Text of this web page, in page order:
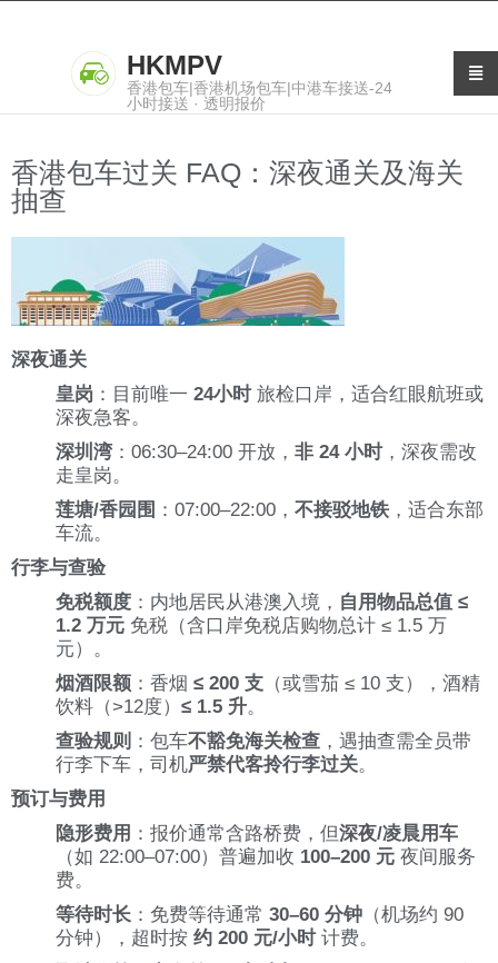
HKMPV
香港包车|香港机场包车|中港车接送-24
小时接送 · 透明报价
香港包车过关 FAQ：深夜通关及海关
抽查
深夜通关
皇岗 ：目前唯一 24小时旅检口岸，适合红眼航班或
深夜急客。
深圳湾 ：06:30–24:00 开放， 非 24 小时，深夜需改
走皇岗。
莲塘/香园围 ：07:00–22:00， 不接驳地铁 ，适合东部
车流。
行李与查验
免税额度 ：内地居民从港澳入境， 自用物品总值 ≤
1.2 万元 免税（含口岸免税店购物总计 ≤ 1.5 万
元）。
烟酒限额 ：香烟 ≤ 200 支 （或雪茄 ≤ 10 支），酒精
饮料（>12度） ≤ 1.5 升。
查验规则 ：包车不豁免海关检查 ，遇抽查需全员带
行李下车，司机严禁代客拎行李过关。
预订与费用
隐形费用 ：报价通常含路桥费，但深夜/凌晨用车
（如 22:00–07:00）普遍加收 100–200 元 夜间服务
费。
等待时长 ：免费等待通常 30–60 分钟 （机场约 90
分钟），超时按 约 200 元/小时计费。